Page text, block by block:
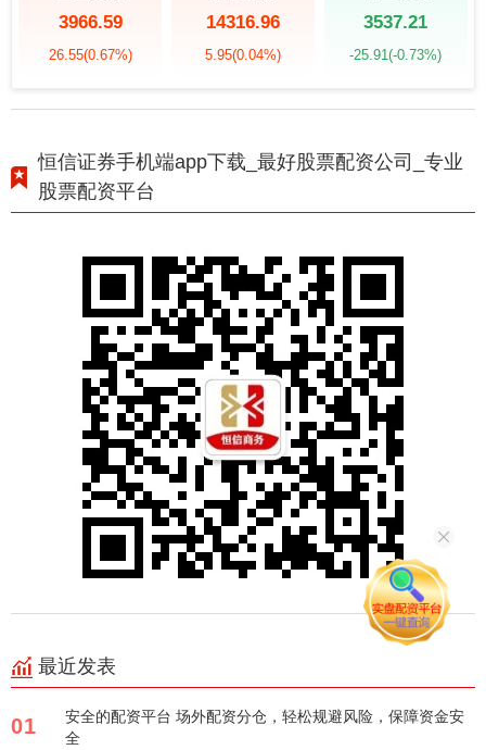
3966.59
26.55(0.67%)
14316.96
5.95(0.04%)
3537.21
-25.91(-0.73%)
恒信证券手机端app下载_最好股票配资公司_专业
股票配资平台
最近发表
01
安全的配资平台 场外配资分仓，轻松规避风险，保障资金安
全